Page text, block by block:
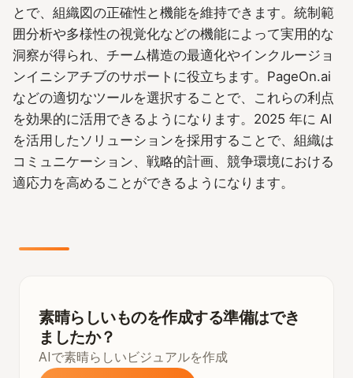
とで、組織図の正確性と機能を維持できます。統制範
囲分析や多様性の視覚化などの機能によって実用的な
洞察が得られ、チーム構造の最適化やインクルージョ
ンイニシアチブのサポートに役立ちます。PageOn.ai
などの適切なツールを選択することで、これらの利点
を効果的に活用できるようになります。2025 年に AI
を活用したソリューションを採用することで、組織は
コミュニケーション、戦略的計画、競争環境における
適応力を高めることができるようになります。
素晴らしいものを作成する準備はでき
ましたか？
AIで素晴らしいビジュアルを作成